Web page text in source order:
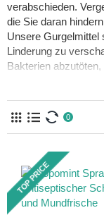
verabschieden.
die Sie daran
Unsere Gurgelmittel
Linderung zu
Bakterien
Gurgelmittel
Entzündungen,
sich nicht über
darauf, dass Sie
Sie immer bereit
gibt, zu sagen:
0
TOP PRICE